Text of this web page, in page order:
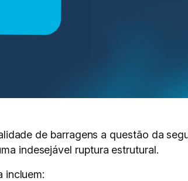
de barragens a questão da
indesejável ruptura estrutural.
incluem: